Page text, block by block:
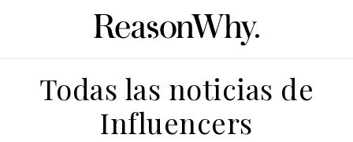
Todas las noticias de
Influencers